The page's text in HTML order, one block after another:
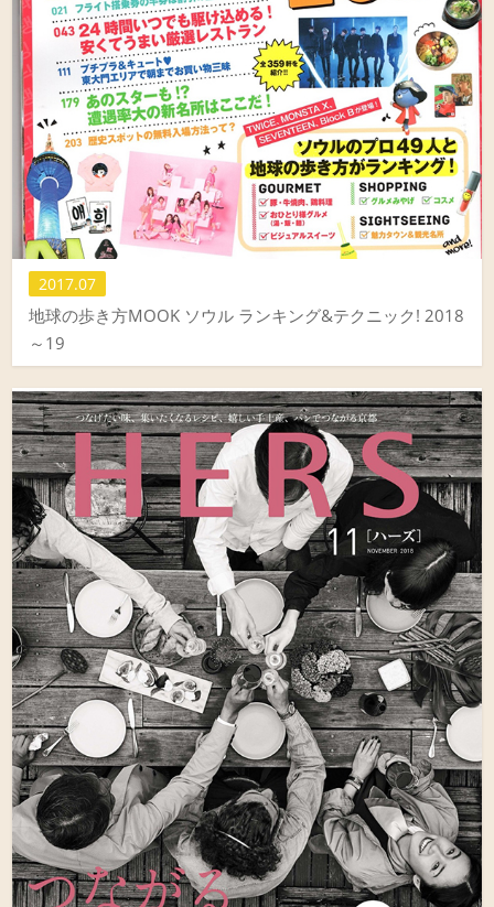
2017.07
地球の歩き方MOOK ソウル ランキング&テクニック! 2018
～19